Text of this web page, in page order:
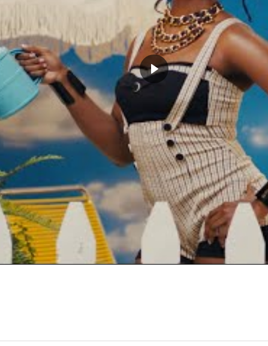
Ball donne de ses nouvelles
15, 2024
"Actualités"
Nouvelle saison blanche à venir
pour Lonzo Ball
juin 28, 2023
Dans "Actualités"
BULLS LAMELO BALL
LONZO BALL
PELICANS
CLICK TO COMMENT